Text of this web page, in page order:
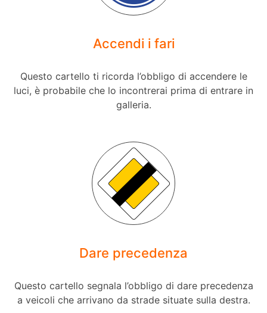
Accendi i fari
Questo cartello ti ricorda l’obbligo di accendere le
luci, è probabile che lo incontrerai prima di entrare in
galleria.
Dare precedenza
Questo cartello segnala l’obbligo di dare precedenza
a veicoli che arrivano da strade situate sulla destra.